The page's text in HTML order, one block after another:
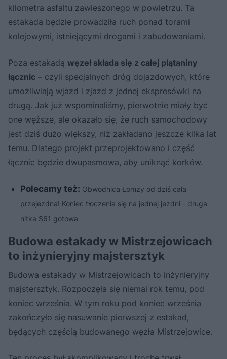
kilometra asfaltu zawieszonego w powietrzu. Ta
estakada będzie prowadziła ruch ponad torami
kolejowymi, istniejącymi drogami i zabudowaniami.
Poza estakadą węzeł składa się z całej plątaniny
łącznic – czyli specjalnych dróg dojazdowych, które
umożliwiają wjazd i zjazd z jednej ekspresówki na
drugą. Jak już wspominaliśmy, pierwotnie miały być
one węższe, ale okazało się, że ruch samochodowy
jest dziś dużo większy, niż zakładano jeszcze kilka lat
temu. Dlatego projekt przeprojektowano i część
łącznic będzie dwupasmowa, aby uniknąć korków.
Polecamy też: Obwodnica Łomży od dziś cała
przejezdna! Koniec tłoczenia się na jednej jezdni - druga
nitka S61 gotowa
Budowa estakady w Mistrzejowicach
to inżynieryjny majstersztyk
Budowa estakady w Mistrzejowicach to inżynieryjny
majstersztyk. Rozpoczęła się niemal rok temu, pod
koniec września. W tym roku pod koniec września
zakończyło się nasuwanie pierwszej z estakad,
będących częścią budowanego węzła Mistrzejowice.